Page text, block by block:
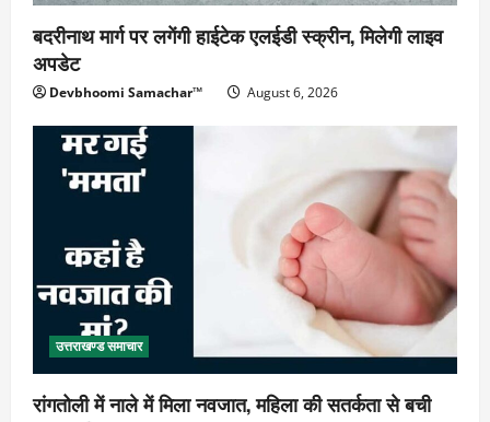
बदरीनाथ मार्ग पर लगेंगी हाईटेक एलईडी स्क्रीन, मिलेगी लाइव
अपडेट
Devbhoomi Samachar™ August 6, 2026
उत्तराखण्ड समाचार
रांगतोली में नाले में मिला नवजात, महिला की सतर्कता से बची